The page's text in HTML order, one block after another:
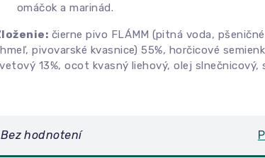
omáčok a marinád.
čierne pivo FLÁMM (pitná voda,
pivovarské kvasnice) 55%, horčicové
13%, ocot kvasný liehový, olej slnečnicový,
Bez hodnotení